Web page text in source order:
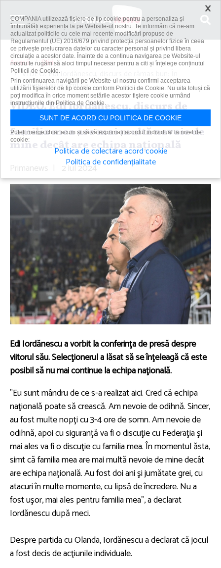
Acasă
Știri
VIDEO. Edi Iordănescu, discurs de rămas bun: În
momentul ăsta simt că...
VIDEO. Edi Iordănescu, discurs de
rămas bun: În momentul ăsta simt că
familia mea are mai multă nevoie de
mine decât are echipa naţională
Primanews | 2 iul 2024
Edi Iordănescu a vorbit la conferinţa de presă despre
viitorul său. Selecţionerul a lăsat să se înţeleagă că este
posibil să nu mai continue la echipa naţională.
”Eu sunt mândru de ce s-a realizat aici. Cred că echipa
naţională poate să crească. Am nevoie de odihnă. Sincer,
au fost multe nopţi cu 3-4 ore de somn. Am nevoie de
odihnă, apoi cu siguranţă va fi o discuţie cu Federaţia şi
mai ales va fi o discuţie cu familia mea. În momentul ăsta,
simt că familia mea are mai multă nevoie de mine decât
are echipa naţională. Au fost doi ani şi jumătate grei, cu
atacuri în multe momente, cu lipsă de încredere. Nu a
fost uşor, mai ales pentru familia mea”, a declarat
Iordănescu după meci.
Despre partida cu Olanda, Iordănescu a declarat că jocul
a fost decis de acţiunile individuale.
×
COMPANIA utilizează fişiere de tip cookie pentru a personaliza și
îmbunătăți experiența ta pe Website-ul nostru. Te informăm că ne-am
actualizat politicile cu cele mai recente modificări propuse de
Regulamentul (UE) 2016/679 privind protecția persoanelor fizice în ceea
ce privește prelucrarea datelor cu caracter personal și privind libera
circulație a acestor date. Înainte de a continua navigarea pe Website-ul
nostru te rugăm să aloci timpul necesar pentru a citi și înțelege conținutul
Politicii de Cookie.
Prin continuarea navigării pe Website-ul nostru confirmi acceptarea
utilizării fişierelor de tip cookie conform Politicii de Cookie. Nu uita totuși că
poți modifica în orice moment setările acestor fişiere cookie urmând
instrucțiunile din Politica de Cookie.
SUNT DE ACORD CU POLITICA DE COOKIE
Puteți merge chiar acum și să vă exprimați acordul individual la nivel de
cookie:
Politica de colectare acord cookie
Politica de confidențialitate